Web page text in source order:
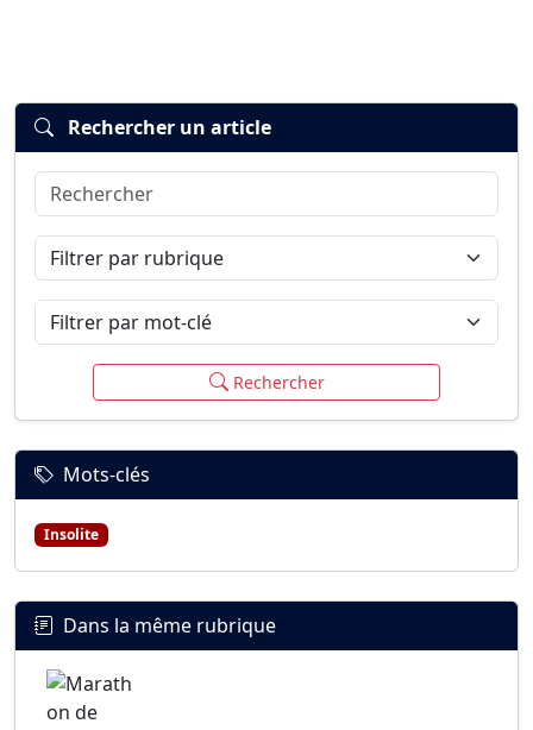
Connexion
Rechercher un article
Rechercher
Filtrer par rubrique
Filtrer par mot-clé
Rechercher
Mots-clés
Insolite
Dans la même rubrique